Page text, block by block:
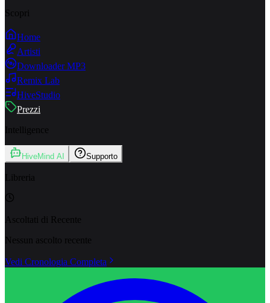
Scopri
Home
Artisti
Downloader MP3
Remix Lab
HiveStudio
Prezzi
Intelligence
HiveMind AI Supporto
Libreria
Ascoltati di Recente
Nessun ascolto recente
Vedi Cronologia Completa